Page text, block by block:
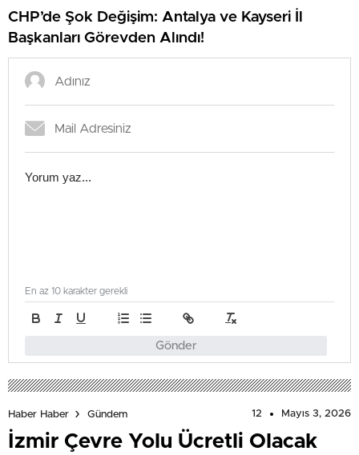
CHP’de Şok Değişim: Antalya ve Kayseri İl
Başkanları Görevden Alındı!
Gönder
En az 10 karakter gerekli
Haber Haber Gündem 12 Mayıs 3, 2026
İzmir Çevre Yolu Ücretli Olacak